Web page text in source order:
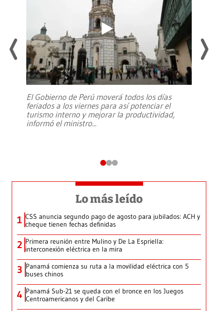
El Gobierno de Perú moverá todos los días
feriados a los viernes para así potenciar el
turismo interno y mejorar la productividad,
informó el ministro...
Lo más leído
1 CSS anuncia segundo pago de agosto para jubilados: ACH y
cheque tienen fechas definidas
2 Primera reunión entre Mulino y De La Espriella:
interconexión eléctrica en la mira
3 Panamá comienza su ruta a la movilidad eléctrica con 5
buses chinos
4 Panamá Sub-21 se queda con el bronce en los Juegos
Centroamericanos y del Caribe